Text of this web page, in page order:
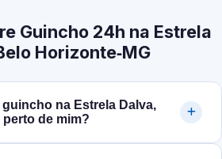
Guincho 24h na Estrela
Horizonte‑MG
na Estrela Dalva,
perto de mim?